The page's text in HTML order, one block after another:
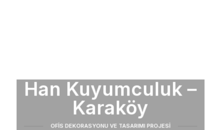
Han Kuyumculuk –
Karaköy
OFIS DEKORASYONU VE TASARIMI PROJESI